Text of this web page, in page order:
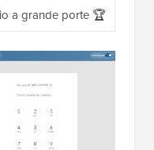
a grande porte 🏆